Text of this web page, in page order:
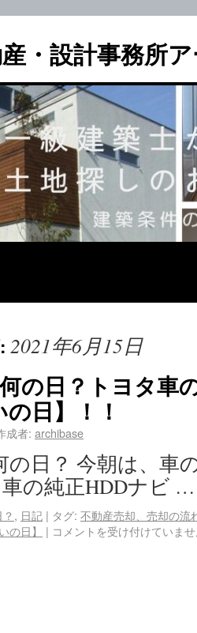
・設計事務所
2021年6月15日
の日？トヨタ車
の日】！！
成者: archibase
の日？ 今朝は、車
の純正HDDナビ
, 日記 | タグ: 不動産売却、売却の流
の日】
| コメントを受け付けていま